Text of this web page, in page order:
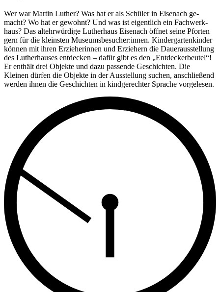
Wer war Martin Luther? Was hat er als Schüler in Ei­se­nach ge­
macht? Wo hat er ge­wohnt? Und was ist ei­gentlich ein Fach­werk­
haus? Das alt­ehrwürdige Luther­haus Ei­se­nach öffnet seine Pforten
gern für die kleinsten Museums­besucher:innen. Kinder­garten­kinder
können mit ihren Er­zieherinnen und Er­ziehern die Dauer­aus­stellung
des Luther­hauses ent­decken – dafür gibt es den „Entdecker­beutel“!
Er ent­hält drei Objekte und dazu passende Ge­schichten. Die
Kleinen dür­fen die Ob­jekte in der Aus­stellung suchen, an­schließend
wer­den ihnen die Ge­schichten in kind­gerechter Sprache vor­gelesen.